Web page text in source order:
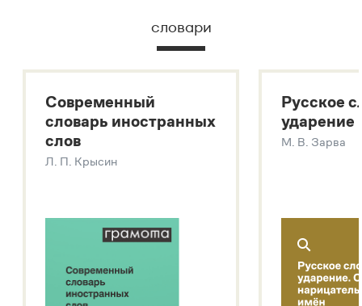
Русский орфографический словарь
Большой толковый словарь русских глаголов
Современный словарь иностранных слов
Звук – технология синтеза платформы
SaluteSpeech
словари
Современный
словарь иностранных
слов
Л. П. Крысин
Русское
ударение
М. В. Зарва